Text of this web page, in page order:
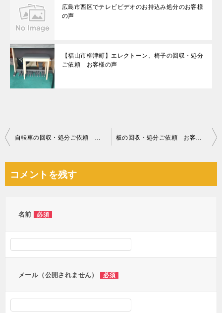
広島市西区でテレビビデオのお持込み処分のお客様
の声
【福山市柳津町】エレクトーン、椅子の回収・処分
ご依頼 お客様の声
投
ビ
自転車の回収・処分ご依頼 お客様の声 板の回収・処分ご依頼 お客様の声
コメントを残す
名前 必須
メール（公開されません） 必須